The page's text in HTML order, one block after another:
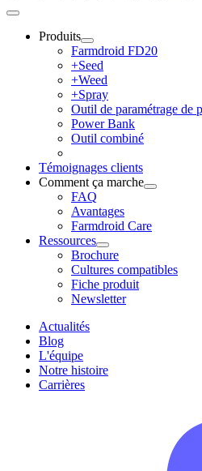
Produits
Farmdroid FD20
+Seed
+Weed
+Spray
Outil de paramétrage de
Power Bank
Outil combiné
Témoignages clients
Comment ça marche
FAQ
Avantages
Farmdroid Care
Ressources
Brochure
Cultures compatibles
Fiche produit
Newsletter
Actualités
Blog
L'équipe
Notre histoire
Carrières